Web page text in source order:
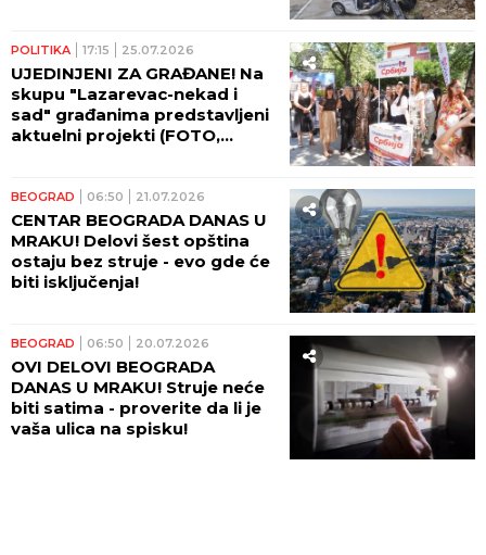
BOGA DA NISU ONE, A ZNALA
SAM..."
POLITIKA 17:15 25.07.2026
UJEDINJENI ZA GRAĐANE! Na
skupu "Lazarevac-nekad i
sad" građanima predstavljeni
aktuelni projekti (FOTO,
BEOGRAD 06:50 21.07.2026
CENTAR BEOGRADA DANAS U
MRAKU! Delovi šest opština
ostaju bez struje - evo gde će
biti isključenja!
BEOGRAD 06:50 20.07.2026
OVI DELOVI BEOGRADA
DANAS U MRAKU! Struje neće
biti satima - proverite da li je
vaša ulica na spisku!